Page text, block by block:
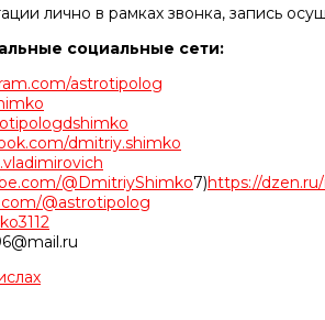
лично в рамках звонка, запись
социальные сети:
astrotipolog
dmitriy.shimko
@DmitriyShimko7)https://
@astrotipolog